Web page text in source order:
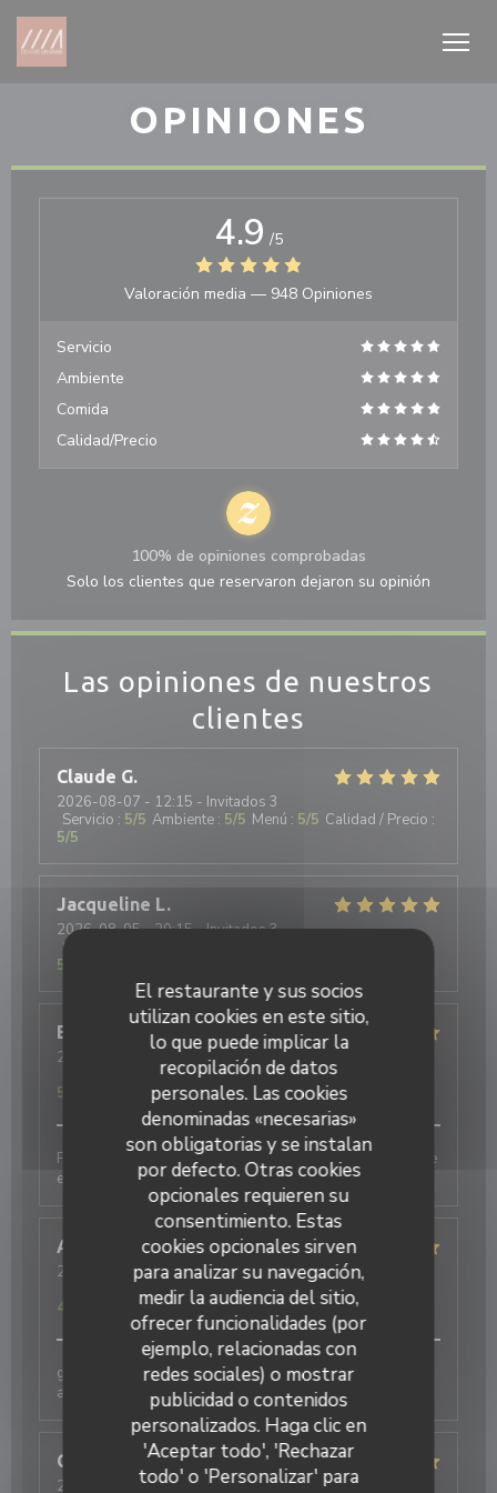
Personalización de sus opciones de cookies
El restaurante y sus socios
utilizan cookies en este sitio,
lo que puede implicar la
recopilación de datos
personales. Las cookies
denominadas «necesarias»
son obligatorias y se instalan
por defecto. Otras cookies
opcionales requieren su
consentimiento. Estas
cookies opcionales sirven
para analizar su navegación,
medir la audiencia del sitio,
ofrecer funcionalidades (por
ejemplo, relacionadas con
redes sociales) o mostrar
publicidad o contenidos
personalizados. Haga clic en
'Aceptar todo', 'Rechazar
todo' o 'Personalizar' para
OPINIONES
Las opiniones de nuestros
clientes
Claude G
2026-08-07 - 12:15 - Invitados 3
Servicio : 5/5 Ambiente : 5/5 Menú : 5/5 Calidad / Precio :
5/5
Jacqueline L
2026-08-05- 20:15 - Invitados 3
Servicio
:
5
Eric
2026-08-06
- 20:00 - Invitados 1
Ambiente:5/5 Menú :5/5 Calidad / Precio
5
Produits de qualité, cuisine fine et originale. Une belle
expérience
Annie
2026-08-05- 12:30 - Invitados 2
/5 Ambiente: 5/5 Menú :5/5 Calidad / Precio
4
galettes originales et délicieuses , bien
accompagnées par le cidre
Christelle
B
2026-07-25- 20:15 - Invitados 4
4.9 /5
Valoración media — 948 Opiniones
Servicio
Ambiente
Comida
Calidad/Precio
100% de opiniones comprobadas
Solo los clientes que reservaron dejaron su opinión